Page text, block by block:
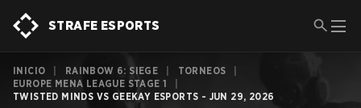
STRAFE ESPORTS
INICIO RAINBOW 6: SIEGE TORNEOS
EUROPE MENA LEAGUE STAGE 1
TWISTED MINDS VS GEEKAY ESPORTS - JUN 29, 2026